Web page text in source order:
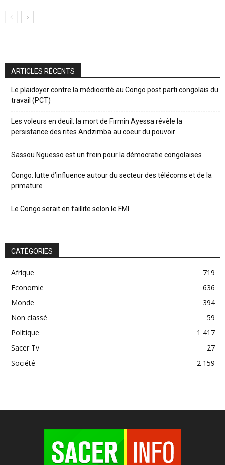
ARTICLES RÉCENTS
Le plaidoyer contre la médiocrité au Congo post parti congolais du
travail (PCT)
Les voleurs en deuil: la mort de Firmin Ayessa révèle la
persistance des rites Andzimba au coeur du pouvoir
Sassou Nguesso est un frein pour la démocratie congolaises
Congo: lutte d’influence autour du secteur des télécoms et de la
primature
Le Congo serait en faillite selon le FMI
CATÉGORIES
Afrique
719
Economie
636
Monde
394
Non classé
59
Politique
1 417
Sacer Tv
27
Société
2 159